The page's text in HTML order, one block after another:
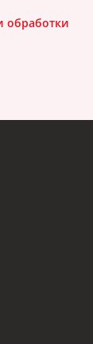
обработки